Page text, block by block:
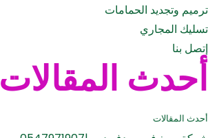
ترميم وتجديد الحمامات
تسليك المجاري
إتصل بنا
أحدث المقالات
أحدث المقالات